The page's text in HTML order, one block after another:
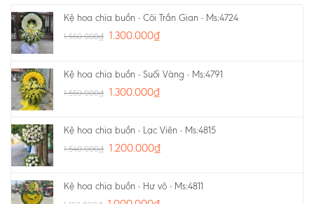
Kệ hoa chia buồn - Cõi Trần Gian - Ms:4724
1.550.000₫ 1.300.000₫
Kệ hoa chia buồn - Suối Vàng - Ms:4791
1.550.000₫ 1.300.000₫
Kệ hoa chia buồn - Lạc Viên - Ms:4815
1.540.000₫ 1.200.000₫
Kệ hoa chia buồn - Hư vô - Ms:4811